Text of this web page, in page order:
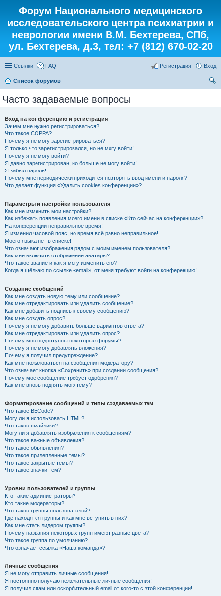
Форум Национального медицинского
исследовательского центра психиатрии и
неврологии имени В.М. Бехтерева, СПб,
ул. Бехтерева, д.3, тел: +7 (812) 670-02-20
Ссылки FAQ Вход
Регистрация
Список форумов
Часто задаваемые вопросы
Вход на конференцию и регистрация
Зачем мне нужно регистрироваться?
Что такое COPPA?
Почему я не могу зарегистрироваться?
Я только что зарегистрировался, но не могу войти!
Почему я не могу войти?
Я давно зарегистрирован, но больше не могу войти!
Я забыл пароль!
Почему мне периодически приходится повторять ввод имени и пароля?
Что делает функция «Удалить cookies конференции»?
Параметры и настройки пользователя
Как мне изменить мои настройки?
Как избежать появления моего имени в списке «Кто сейчас на конференции»?
На конференции неправильное время!
Я изменил часовой пояс, но время всё равно неправильное!
Моего языка нет в списке!
Что означают изображения рядом с моим именем пользователя?
Как мне включить отображение аватары?
Что такое звание и как я могу изменить его?
Когда я щёлкаю по ссылке «email», от меня требуют войти на конференцию!
Создание сообщений
Как мне создать новую тему или сообщение?
Как мне отредактировать или удалить сообщение?
Как мне добавить подпись к своему сообщению?
Как мне создать опрос?
Почему я не могу добавить больше вариантов ответа?
Как мне отредактировать или удалить опрос?
Почему мне недоступны некоторые форумы?
Почему я не могу добавлять вложения?
Почему я получил предупреждение?
Как мне пожаловаться на сообщения модератору?
Что означает кнопка «Сохранить» при создании сообщения?
Почему моё сообщение требует одобрения?
Как мне вновь поднять мою тему?
Форматирование сообщений и типы создаваемых тем
Что такое BBCode?
Могу ли я использовать HTML?
Что такое смайлики?
Могу ли я добавлять изображения к сообщениям?
Что такое важные объявления?
Что такое объявления?
Что такое прилепленные темы?
Что такое закрытые темы?
Что такое значки тем?
Уровни пользователей и группы
Кто такие администраторы?
Кто такие модераторы?
Что такое группы пользователей?
Где находятся группы и как мне вступить в них?
Как мне стать лидером группы?
Почему названия некоторых групп имеют разные цвета?
Что такое группа по умолчанию?
Что означает ссылка «Наша команда»?
Личные сообщения
Я не могу отправить личные сообщения!
Я постоянно получаю нежелательные личные сообщения!
Я получил спам или оскорбительный email от кого-то с этой конференции!